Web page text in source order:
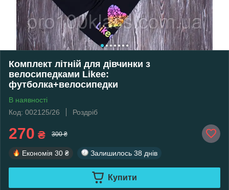
Комплект літній для дівчинки з
велосипедками Likee:
футболка+велосипедки
В наявності
Код: 002125/26
Роздріб
270 ₴ 300 ₴
Економія 30 ₴ Залишилось 38 днів
Купити